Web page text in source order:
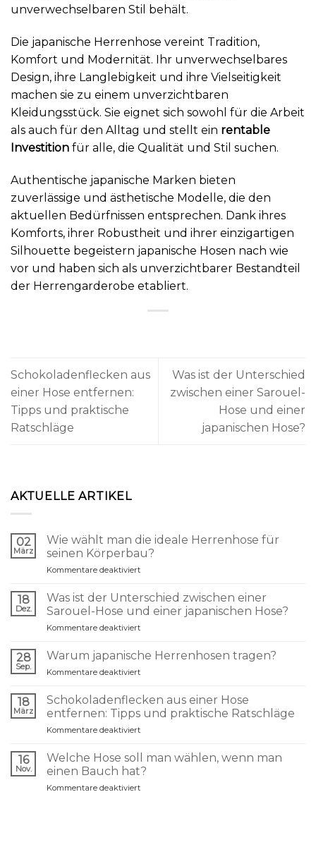
unverwechselbaren Stil behält.
Die japanische Herrenhose vereint Tradition,
Komfort und Modernität. Ihr unverwechselbares
Design, ihre Langlebigkeit und ihre Vielseitigkeit
machen sie zu einem unverzichtbaren
Kleidungsstück. Sie eignet sich sowohl für die Arbeit
als auch für den Alltag und stellt ein rentable
Investition für alle, die Qualität und Stil suchen.
Authentische japanische Marken bieten
zuverlässige und ästhetische Modelle, die den
aktuellen Bedürfnissen entsprechen. Dank ihres
Komforts, ihrer Robustheit und ihrer einzigartigen
Silhouette begeistern japanische Hosen nach wie
vor und haben sich als unverzichtbarer Bestandteil
der Herrengarderobe etabliert.
Schokoladenflecken aus
einer Hose entfernen:
Tipps und praktische
Ratschläge
Was ist der Unterschied
zwischen einer Sarouel-
Hose und einer
japanischen Hose?
AKTUELLE ARTIKEL
02
März
Wie wählt man die ideale Herrenhose für
seinen Körperbau?
Kommentare deaktiviertfür
choisir
le
pantalon
homme
selon
morphologie
18
Dez.
Was ist der Unterschied zwischen einer
Sarouel-Hose und einer japanischen Hose?
Kommentare deaktiviertfür
différence
entre
un
et
un
pantalon
japonais
28
Sep.
Warum japanische Herrenhosen tragen?
Kommentare deaktiviertfür
porter
un
pantalon
japonais
?
18
März
Schokoladenflecken aus einer Hose
entfernen: Tipps und praktische Ratschläge
Kommentare deaktiviertfür
une
tache
de
chocolat
16
Nov.
Welche Hose soll man wählen, wenn man
einen Bauch hat?
Kommentare deaktiviertfür